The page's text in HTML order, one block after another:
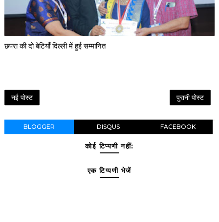
छपरा की दो बेटियाँ दिल्ली में हुई सम्मानित
नई पोस्ट पुरानी पोस्ट
BLOGGER DISQUS FACEBOOK
कोई टिप्पणी नहीं:
एक टिप्पणी भेजें